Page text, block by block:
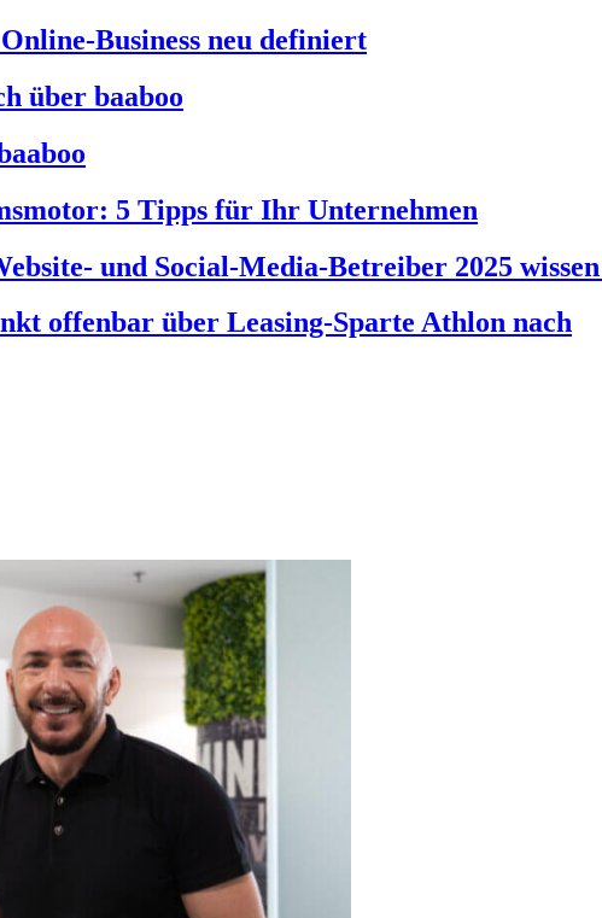
Business neu definiert
über baaboo
5 Tipps für Ihr Unternehmen
und Social-Media-Betreiber 2025 wissen
offenbar über Leasing-Sparte Athlon nach